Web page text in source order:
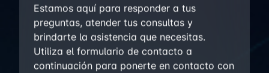
Estamos aquí para responder a tus
preguntas, atender tus consultas y
brindarte la asistencia que necesitas.
Utiliza el formulario de contacto a
continuación para ponerte en contacto con